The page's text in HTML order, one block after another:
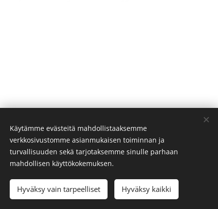
Cookies
Languages
English
Käytämme evästeitä mahdollistaaksemme
verkkosivustomme asianmukaisen toiminnan ja
turvallisuuden sekä tarjotaksemme sinulle parhaan
mahdollisen käyttökokemuksen.
Hyväksy vain tarpeelliset Hyväksy kaikki